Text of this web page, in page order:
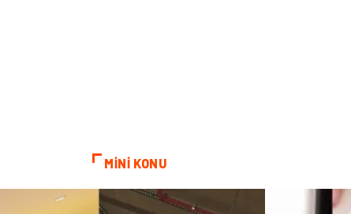
MİNİ KONU